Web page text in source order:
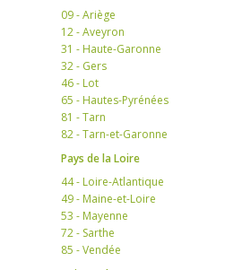
09 - Ariège
12 - Aveyron
31 - Haute-Garonne
32 - Gers
46 - Lot
65 - Hautes-Pyrénées
81 - Tarn
82 - Tarn-et-Garonne
Pays de la Loire
44 - Loire-Atlantique
49 - Maine-et-Loire
53 - Mayenne
72 - Sarthe
85 - Vendée